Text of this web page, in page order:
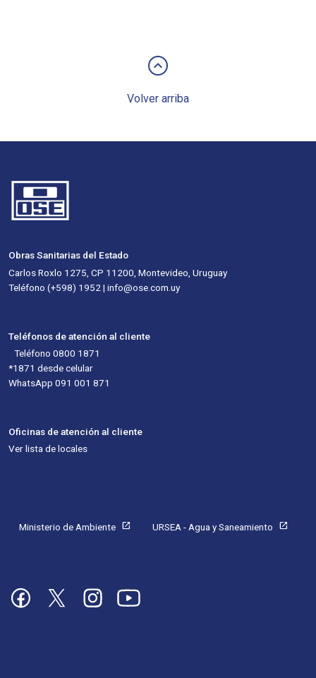
keyboard_arrow_up
Volver arriba
Obras Sanitarias del Estado
Carlos Roxlo 1275, CP 11200, Montevideo, Uruguay
Teléfono (+598) 1952 | info@ose.com.uy
Teléfonos de atención al cliente
Teléfono 0800 1871
*1871 desde celular
WhatsApp 091 001 871
Oficinas de atención al cliente
Ver lista de locales
Pie de página
Ministerio de Ambiente open_in_new URSEA - Agua y Saneamiento open_in_new
Imagen Imagen Imagen Imagen